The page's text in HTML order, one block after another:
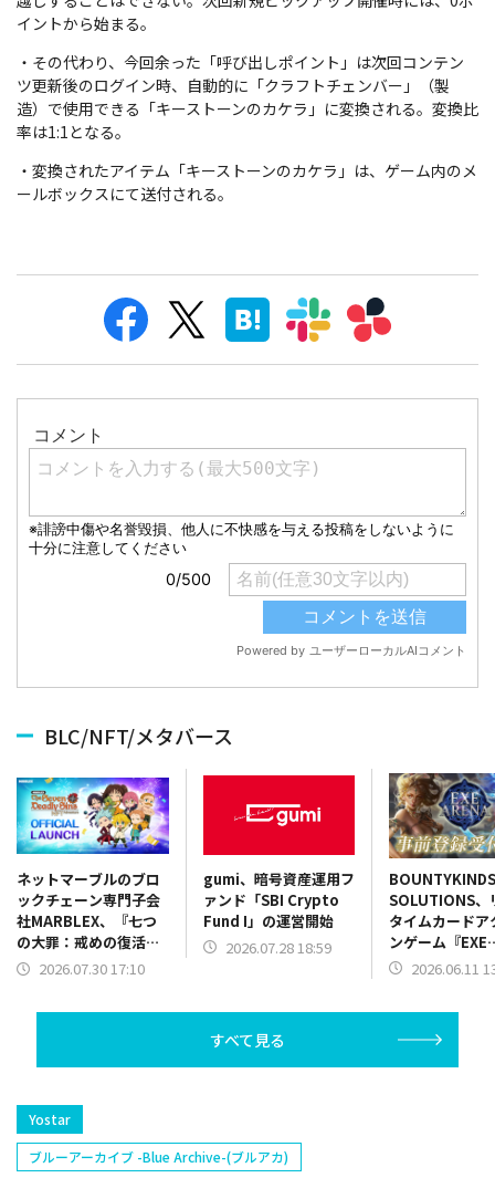
イントから始まる。
・その代わり、今回余った「呼び出しポイント」は次回コンテン
ツ更新後のログイン時、自動的に「クラフトチェンバー」（製
造）で使用できる「キーストーンのカケラ」に変換される。変換比
率は1:1となる。
・変換されたアイテム「キーストーンのカケラ」は、ゲーム内のメ
ールボックスにて送付される。
BLC/NFT/メタバース
ネットマーブルのブロ
ックチェーン専門子会
社MARBLEX、『七つ
の大罪：戒めの復活
NFT』を正式リリース
2026.07.30 17:10
gumi、暗号資産運用フ
ァンド「SBI Crypto
Fund I」の運営開始
2026.07.28 18:59
BOUNTYKINDS
SOLUTIONS、
タイムカードア
ンゲーム『EXE
ARENA』が事
2026.06.11
すべて見る
Yostar
ブルーアーカイブ -Blue Archive-(ブルアカ)